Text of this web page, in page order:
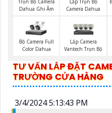
Trọn Bộ Camera
Dahua Ghi Âm
Lắp Trọn Bộ
Camera Dahua
Bộ Camera Full
Color Dahua
Lắp Camera
Vantech Trọn Bộ
TƯ VẤN LẮP ĐẶT
TRƯỜNG CỬA HÀNG
3/4/2024 5:13:43 PM